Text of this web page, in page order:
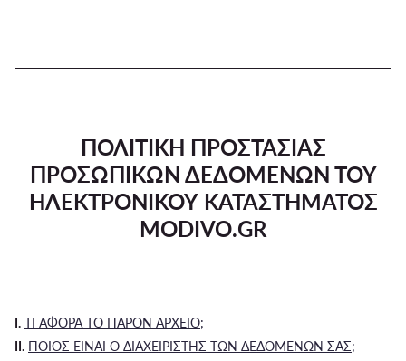
ΠΟΛΙΤΙΚΗ ΠΡΟΣΤΑΣΙΑΣ
ΠΡΟΣΩΠΙΚΩΝ ΔΕΔΟΜΕΝΩΝ ΤΟΥ
ΗΛΕΚΤΡΟΝΙΚΟΥ ΚΑΤΑΣΤΗΜΑΤΟΣ
MODIVO.GR
I. ΤΙ ΑΦΟΡΑ ΤΟ ΠΑΡΟΝ ΑΡΧΕΙΟ;
II. ΠΟΙΟΣ ΕΙΝΑΙ Ο ΔΙΑΧΕΙΡΙΣΤΗΣ ΤΩΝ ΔΕΔΟΜΕΝΩΝ ΣΑΣ;